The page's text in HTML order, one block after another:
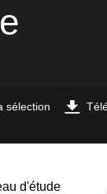
sélection
d'étude